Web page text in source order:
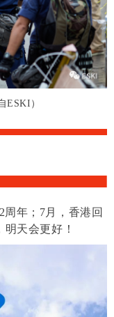
ESKI）
年； 7月，香港回
天会更好！